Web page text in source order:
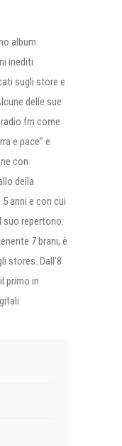
album
inediti.
sugli store e
delle sue
fm come
e pace” e
con
della
anni e con cui
repertorio.
7 brani, è
stores. Dall’8
primo in